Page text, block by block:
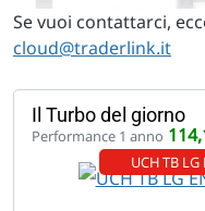
Se vuoi contattarci,
cloud@traderlink.it
Il Turbo del giorno
Performance 1 anno
UCH TB